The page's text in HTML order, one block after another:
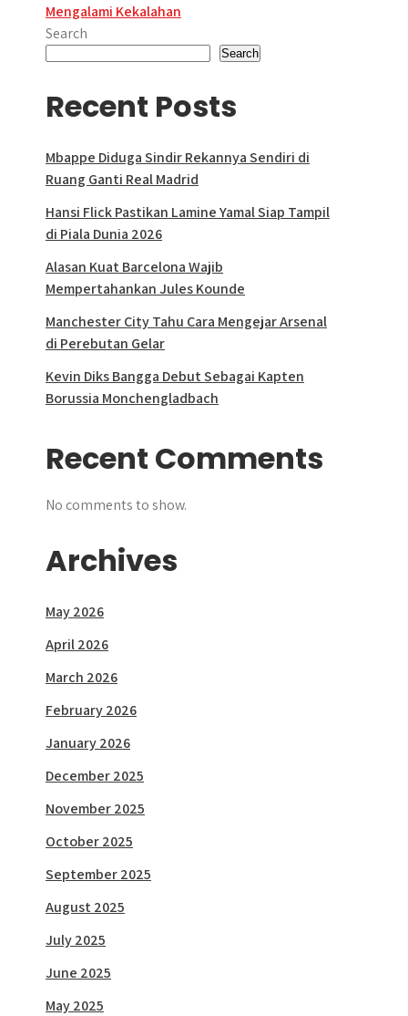
Mengalami Kekalahan
Search
Search
Recent Posts
Mbappe Diduga Sindir Rekannya Sendiri di
Ruang Ganti Real Madrid
Hansi Flick Pastikan Lamine Yamal Siap Tampil
di Piala Dunia 2026
Alasan Kuat Barcelona Wajib
Mempertahankan Jules Kounde
Manchester City Tahu Cara Mengejar Arsenal
di Perebutan Gelar
Kevin Diks Bangga Debut Sebagai Kapten
Borussia Monchengladbach
Recent Comments
No comments to show.
Archives
May 2026
April 2026
March 2026
February 2026
January 2026
December 2025
November 2025
October 2025
September 2025
August 2025
July 2025
June 2025
May 2025